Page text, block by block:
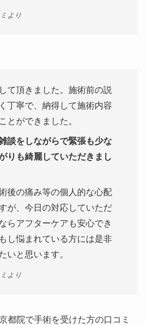
より
て頂きました。施術前の説
丁寧で、納得して施術内容
とができました。
談をしながらで緊張も少な
りも綺麗していただきまし
後の痛み等の個人的な心配
が、今日の対応していただ
らアフターケアも安心でき
し悩まれている方には是非
いと思います。
より
都院で手術を受けた方の口コミ